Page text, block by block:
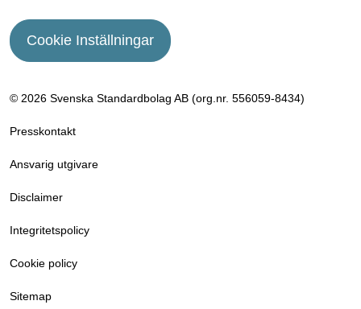
Cookie Inställningar
© 2026 Svenska Standardbolag AB (org.nr. 556059­-8434)
Presskontakt
Ansvarig utgivare
Disclaimer
Integritetspolicy
Cookie policy
Sitemap